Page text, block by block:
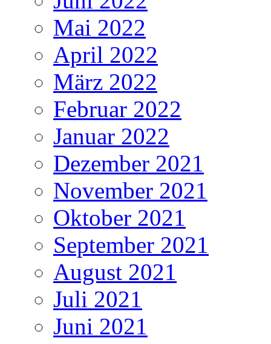
Mai 2022
April 2022
März 2022
Februar 2022
Januar 2022
Dezember 2021
November 2021
Oktober 2021
September 2021
August 2021
Juli 2021
Juni 2021